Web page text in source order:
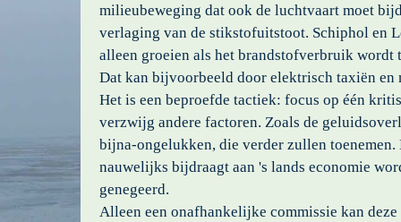
milieubeweging dat ook de luchtvaart moet
verlaging van de stikstofuitstoot. Schiphol en
alleen groeien als het brandstofverbruik wordt
Dat kan bijvoorbeeld door elektrisch taxiën
Het is een beproefde tactiek: focus op één
verzwijg andere factoren. Zoals de
bijna-ongelukken, die verder zullen toenemen.
nauwelijks bijdraagt aan 's lands economie
genegeerd.
Alleen een onafhankelijke commissie kan